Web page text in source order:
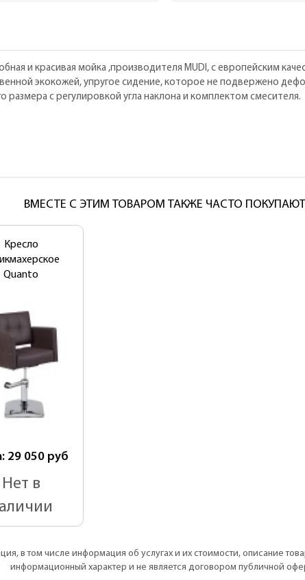
и красивая мойка ,производителя MUDI, с европейским
экокожей, упругое сидение, которое не подвержено
размера с регулировкой угла наклона и комплектом смесителя.
ВМЕСТЕ С ЭТИМ ТОВАРОМ ТАКЖЕ ЧАСТО
Кресло
Quanto
29 050 руб
Нет в
в том числе информация об услугах и их стоимости, описание
информационный характер и не является договором публичной